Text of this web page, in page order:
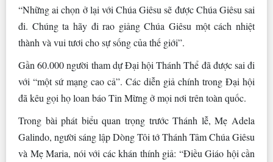
“Những ai chọn ở lại với Chúa Giêsu sẽ được Chúa Giêsu sai
đi. Chúng ta hãy đi rao giảng Chúa Giêsu một cách nhiệt
thành và vui tươi cho sự sống của thế giới”.
Gần 60.000 người tham dự Đại hội Thánh Thể đã được sai đi
với “một sứ mạng cao cả”. Các diễn giả chính trong Đại hội
đã kêu gọi họ loan báo Tin Mừng ở mọi nơi trên toàn quốc.
Trong bài phát biểu quan trọng trước Thánh lễ, Mẹ Adela
Galindo, người sáng lập Dòng Tôi tớ Thánh Tâm Chúa Giêsu
và Mẹ Maria, nói với các khán thính giả: “Điều Giáo hội cần